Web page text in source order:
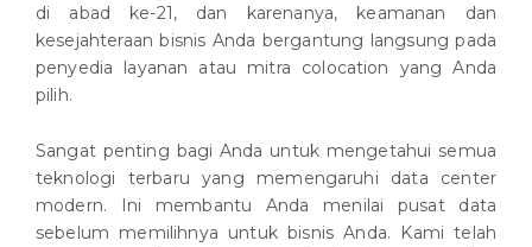
di abad ke-21, dan karenanya, keamanan dan
kesejahteraan bisnis Anda bergantung langsung pada
penyedia layanan atau mitra colocation yang Anda
pilih.
Sangat penting bagi Anda untuk mengetahui semua
teknologi terbaru yang memengaruhi data center
modern. Ini membantu Anda menilai pusat data
sebelum memilihnya untuk bisnis Anda. Kami telah